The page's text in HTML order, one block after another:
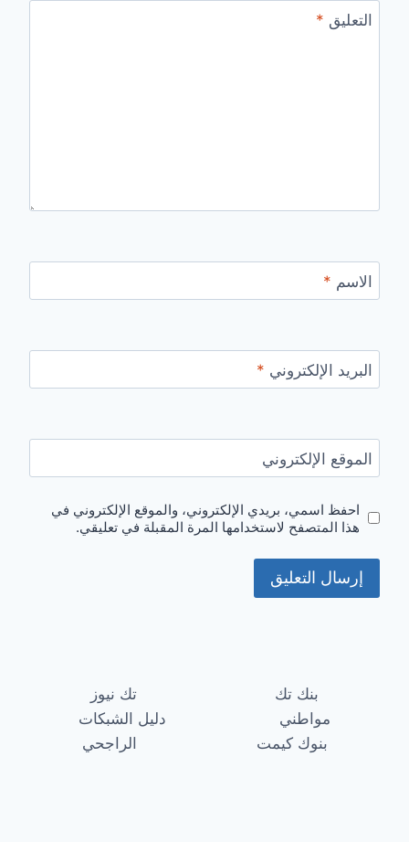
التعليق *
الاسم *
البريد الإلكتروني *
الموقع الإلكتروني
احفظ اسمي، بريدي الإلكتروني، والموقع الإلكتروني في
هذا المتصفح لاستخدامها المرة المقبلة في تعليقي.
بنك تك
تك نيوز
مواطني
دليل الشبكات
بنوك كيمت
الراجحي